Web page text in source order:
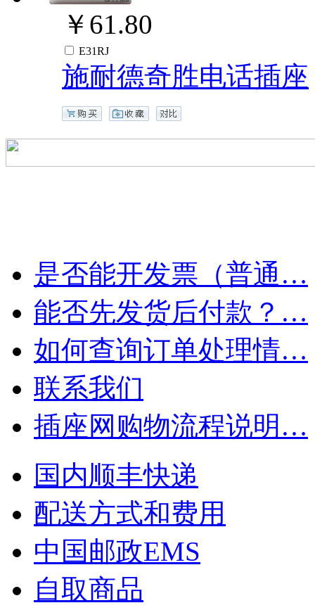
￥61.80
E31RJ
施耐德奇胜电话插座
是否能开发票（普通…
能否先发货后付款？…
如何查询订单处理情…
联系我们
插座网购物流程说明…
国内顺丰快递
配送方式和费用
中国邮政EMS
自取商品